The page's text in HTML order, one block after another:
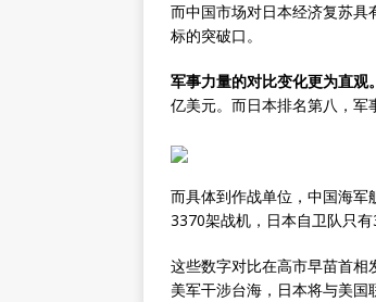
而中国市场对日本经济复苏具
标的突破口。
军事力量的对比变化更为直观。
亿美元。而日本排名第八，军
而具体到作战单位，中国海
3370架战机，日本自卫队只有
这些数字对比在高市早苗首
美军干涉台海，日本将与美国